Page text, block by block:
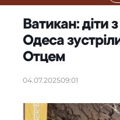
Ватикан: діти
Одеса
Отцем
04.07.202509:01